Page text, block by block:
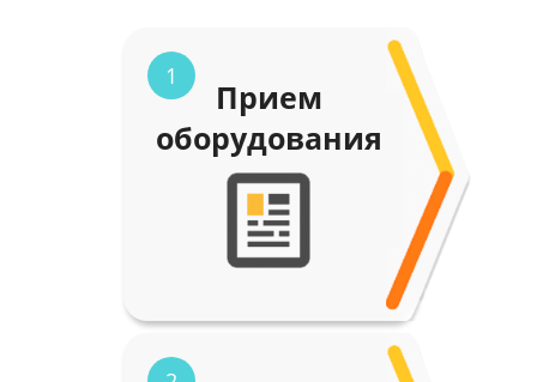
1
Прием
оборудования